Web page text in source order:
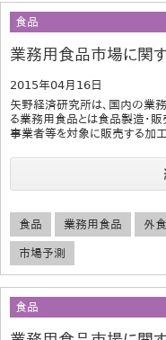
食品
業務用食品市場に関
2015年04月16日
矢野経済研究所は、国内の業
る業務用食品とは食品製造・
事業者等を対象に販売する加
食品 業務用食品 外食
市場予測
食品